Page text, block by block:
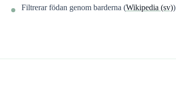
Filtrerar födan genom barderna (Wikipedia (sv))